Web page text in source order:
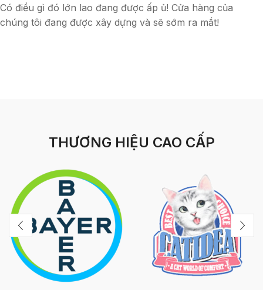
Có điều gì đó lớn lao đang được ấp ủ! Cửa hàng của
chúng tôi đang được xây dựng và sẽ sớm ra mắt!
THƯƠNG HIỆU CAO CẤP